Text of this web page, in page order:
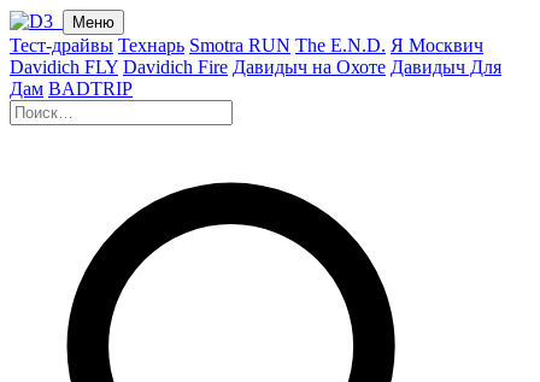
Меню
Тест-драйвы Технарь Smotra RUN The E.N.D. Я Москвич
Davidich FLY Davidich Fire Давидыч на Охоте Давидыч Для
Дам BADTRIP